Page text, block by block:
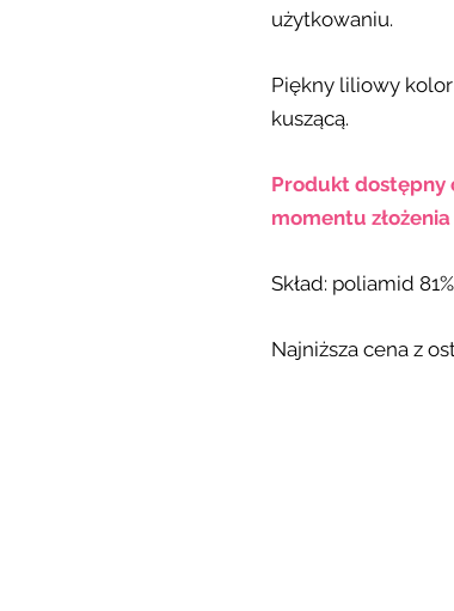
użytkowaniu.
Piękny liliowy
kuszącą.
Produkt dostępny
momentu
Skład: poliamid
Najniższa cena z